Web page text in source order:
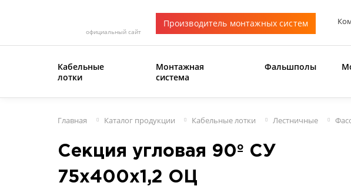
официальный сайт
Производитель монтажных систем
Кабельные
лотки
Монтажная
система
Фальшполы
Главная Каталог продукции Кабельные лотки Лестничные
Секция угловая 90º СУ
75х400х1,2 ОЦ